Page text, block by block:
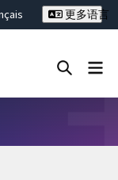
更多语言